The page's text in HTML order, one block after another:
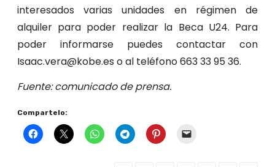
interesados varias unidades en régimen de
alquiler para poder realizar la Beca U24. Para
poder informarse puedes contactar con
Isaac.vera@kobe.es o al teléfono 663 33 95 36.
Fuente: comunicado de prensa.
Compartelo: